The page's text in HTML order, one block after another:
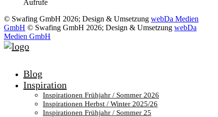
Aufrufe
© Swafing GmbH 2026; Design & Umsetzung webDa Medien
GmbH © Swafing GmbH 2026; Design & Umsetzung webDa
Medien GmbH
Blog
Inspiration
Inspirationen Frühjahr / Sommer 2026
Inspirationen Herbst / Winter 2025/26
Inspirationen Frühjahr / Sommer 25